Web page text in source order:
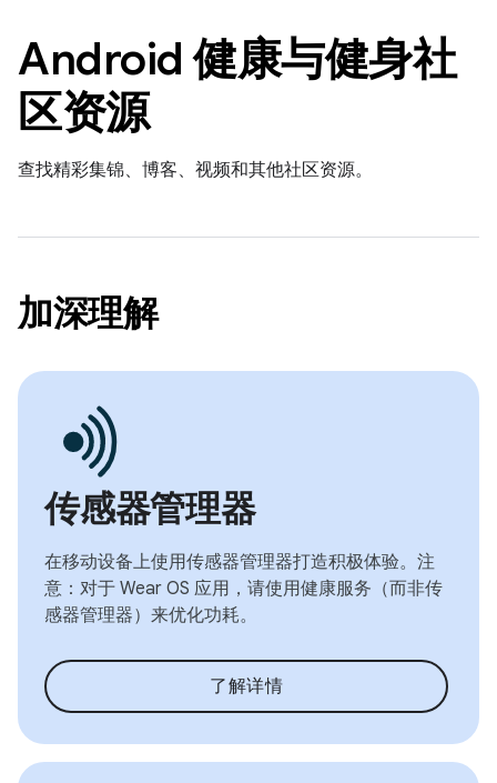
Android 健康与健身社
区资源
查找精彩集锦、博客、视频和其他社区资源。
加深理解
传感器管理器
在移动设备上使用传感器管理器打造积极体验。注
意：对于 Wear OS 应用，请使用健康服务（而非传
感器管理器）来优化功耗。
了解详情